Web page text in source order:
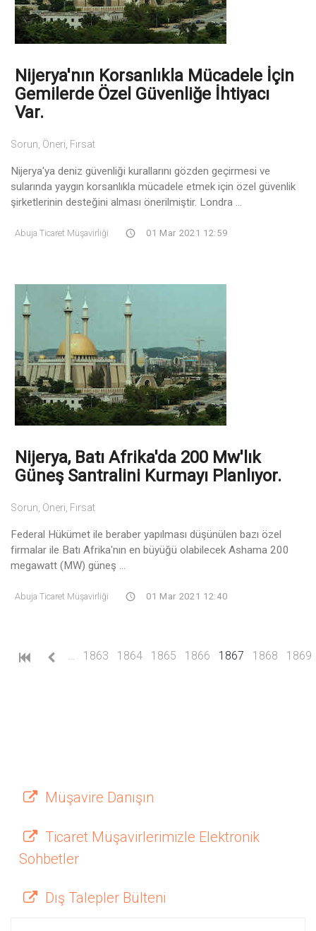
Nijerya'nın Korsanlıkla Mücadele İçin
Gemilerde Özel Güvenliğe İhtiyacı
Var.
Sorun, Öneri, Fırsat
Nijerya'ya deniz güvenliği kurallarını gözden geçirmesi ve
sularında yaygın korsanlıkla mücadele etmek için özel güvenlik
şirketlerinin desteğini alması önerilmiştir. Londra ...
Abuja Ticaret Müşavirliği 01 Mar 2021 12:59
Nijerya, Batı Afrika'da 200 Mw'lık
Güneş Santralini Kurmayı Planlıyor.
Sorun, Öneri, Fırsat
Federal Hükümet ile beraber yapılması düşünülen bazı özel
firmalar ile Batı Afrika'nın en büyüğü olabilecek Ashama 200
megawatt (MW) güneş ...
Abuja Ticaret Müşavirliği 01 Mar 2021 12:40
1863 1864 1865 1866 1867 (current)
1868 1869
Müşavire Danışın
Ticaret Müşavirlerimizle Elektronik
Sohbetler
Dış Talepler Bülteni